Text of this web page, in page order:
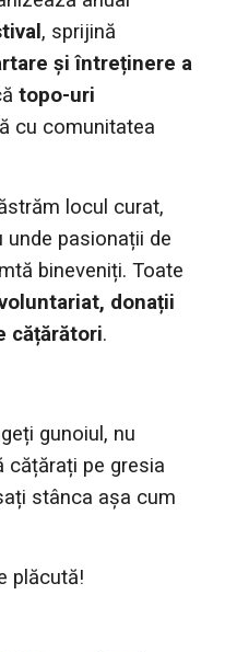
, sprijină
și întreținere a
topo-uri
cu comunitatea
locul curat,
pasionații de
bineveniți. Toate
donații
cățărători.
gunoiul, nu
cățărați pe gresia
stânca așa cum
plăcută!